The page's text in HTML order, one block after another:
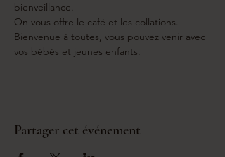
bienveillance.
On vous offre le café et les collations.
Bienvenue à toutes, vous pouvez venir avec
vos bébés et jeunes enfants.
Partager cet événement